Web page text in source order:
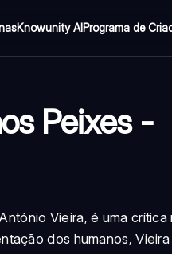
Knowunity AIPrograma de
Peixes -
Vieira, é uma
dos humanos,